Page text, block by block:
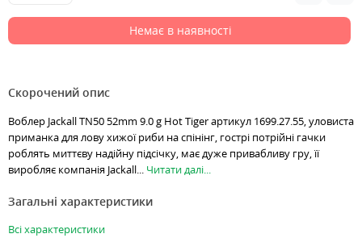
Немає в наявності
Скорочений опис
Воблер Jackall TN50 52mm 9.0 g Hot Tiger артикул 1699.27.55, уловиста
приманка для лову хижої риби на спінінг, гострі потрійні гачки
роблять миттєву надійну підсічку, має дуже привабливу гру, її
виробляє компанія Jackall... Читати далі...
Загальні характеристики
Всі характеристики